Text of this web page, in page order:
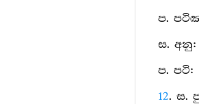
ප.
ස. අනු:
ප. පටි:
12. ස.